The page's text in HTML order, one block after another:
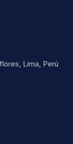
Lima, Perú